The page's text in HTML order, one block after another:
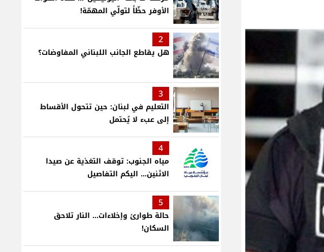
الأوفر حظّاً لتولّي المهمّة!
2
هل يقاطع الجانب اللبناني المفاوضات؟
3
التعليم في لبنان: حين تتحول الأقساط
إلى عبء لا يُحتمل
4
مياه الجنوب: توقف التغذية عن صيدا
الاثنين... اليكم التفاصيل
5
حالة طوارئ وإخلاءات... النار تلاحق
السكان!